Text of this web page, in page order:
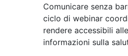
Comunicare senza
ciclo di webinar
rendere accessibili
informazioni sulla